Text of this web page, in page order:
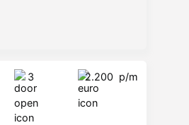
3 2.200 p/m